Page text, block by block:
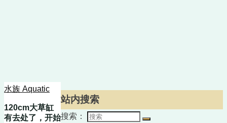
水族 Aquatic
120cm大草缸
有去处了，开始
站内搜索
搜索：